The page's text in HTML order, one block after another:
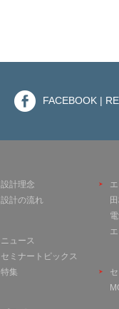
FACEBOOK |
設計理念
設計の流れ
ニュース
セミナートピックス
特集